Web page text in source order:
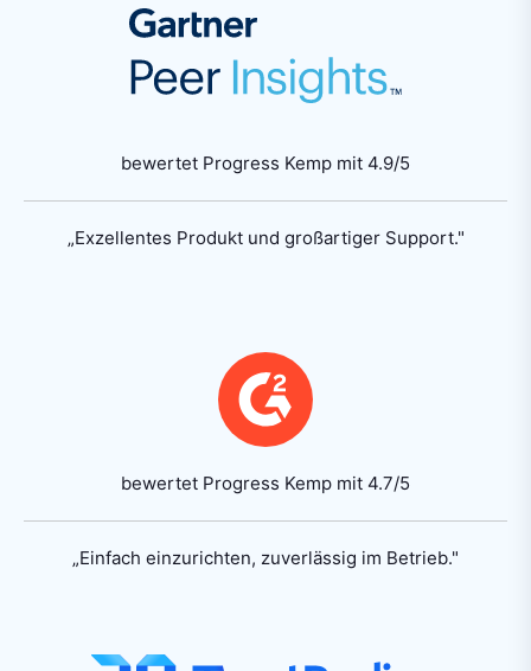
bewertet Progress Kemp mit 4.9/5
„Exzellentes Produkt und großartiger Support."
bewertet Progress Kemp mit 4.7/5
„Einfach einzurichten, zuverlässig im Betrieb."